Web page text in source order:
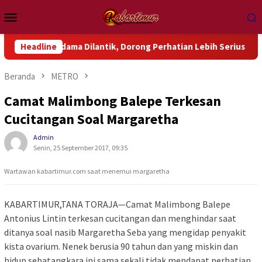
ke
kontenMobile
HeadlineDilantik, Dorong Perhatian Lebih Serius Terhadap Isu
Beranda METRO
Camat Malimbong Balepe Terkesan
Cucitangan Soal Margaretha
Admin
Senin, 25 September 2017, 09:35
Wartawan kabartimur.com saat menemui margaretha
KABARTIMUR,TANA TORAJA—Camat Malimbong Balepe
Antonius Lintin terkesan cucitangan dan menghindar saat
ditanya soal nasib Margaretha Seba yang mengidap penyakit
kista ovarium. Nenek berusia 90 tahun dan yang miskin dan